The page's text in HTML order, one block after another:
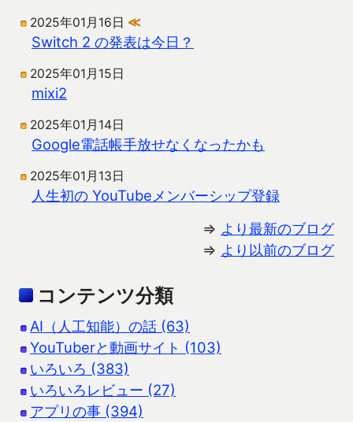
2025年01月16日 ≪
Switch 2 の発表は今日？
2025年01月15日
mixi2
2025年01月14日
Google電話帳手放せなくなったかも
2025年01月13日
人生初の YouTubeメンバーシップ登録
⇒ より最新のブログ
⇒ より以前のブログ
コンテンツ分類
AI（人工知能）の話 (63)
YouTuberと動画サイト (103)
いろいろ (383)
いろいろレビュー (27)
アプリの事 (394)